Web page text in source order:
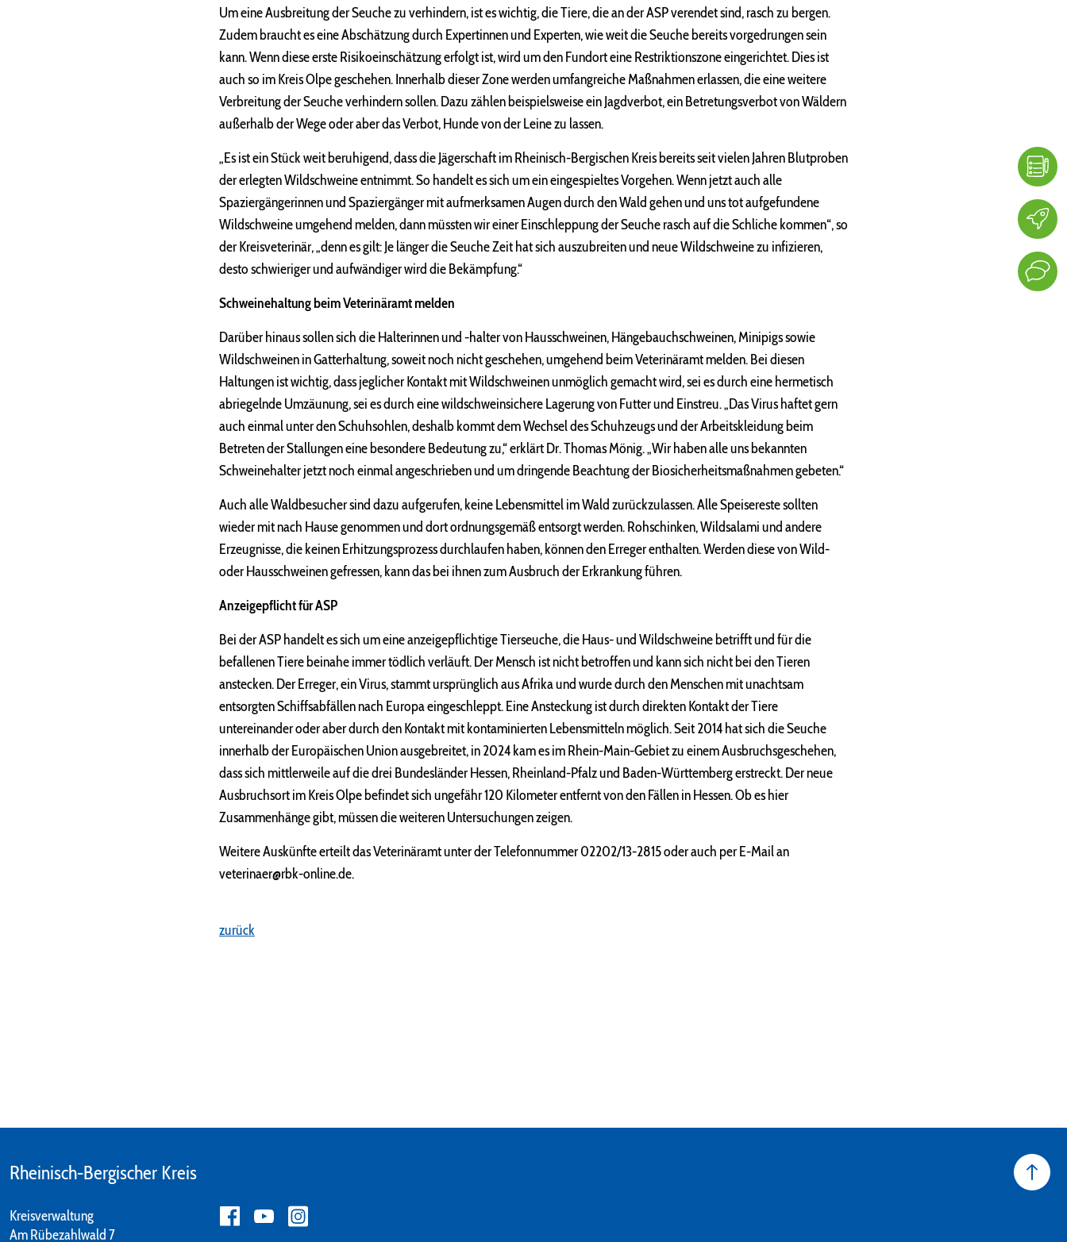
Um eine Ausbreitung der Seuche zu verhindern, ist es wichtig, die Tiere, die an der ASP verendet sind, rasch zu bergen.
Zudem braucht es eine Abschätzung durch Expertinnen und Experten, wie weit die Seuche bereits vorgedrungen sein
kann. Wenn diese erste Risikoeinschätzung erfolgt ist, wird um den Fundort eine Restriktionszone eingerichtet. Dies ist
auch so im Kreis Olpe geschehen. Innerhalb dieser Zone werden umfangreiche Maßnahmen erlassen, die eine weitere
Verbreitung der Seuche verhindern sollen. Dazu zählen beispielsweise ein Jagdverbot, ein Betretungsverbot von Wäldern
außerhalb der Wege oder aber das Verbot, Hunde von der Leine zu lassen.
„Es ist ein Stück weit beruhigend, dass die Jägerschaft im Rheinisch-Bergischen Kreis bereits seit vielen Jahren Blutproben
der erlegten Wildschweine entnimmt. So handelt es sich um ein eingespieltes Vorgehen. Wenn jetzt auch alle
Spaziergängerinnen und Spaziergänger mit aufmerksamen Augen durch den Wald gehen und uns tot aufgefundene
Wildschweine umgehend melden, dann müssten wir einer Einschleppung der Seuche rasch auf die Schliche kommen“, so
der Kreisveterinär, „denn es gilt: Je länger die Seuche Zeit hat sich auszubreiten und neue Wildschweine zu infizieren,
desto schwieriger und aufwändiger wird die Bekämpfung.“
Schweinehaltung beim Veterinäramt melden
Darüber hinaus sollen sich die Halterinnen und -halter von Hausschweinen, Hängebauchschweinen, Minipigs sowie
Wildschweinen in Gatterhaltung, soweit noch nicht geschehen, umgehend beim Veterinäramt melden. Bei diesen
Haltungen ist wichtig, dass jeglicher Kontakt mit Wildschweinen unmöglich gemacht wird, sei es durch eine hermetisch
abriegelnde Umzäunung, sei es durch eine wildschweinsichere Lagerung von Futter und Einstreu. „Das Virus haftet gern
auch einmal unter den Schuhsohlen, deshalb kommt dem Wechsel des Schuhzeugs und der Arbeitskleidung beim
Betreten der Stallungen eine besondere Bedeutung zu,“ erklärt Dr. Thomas Mönig. „Wir haben alle uns bekannten
Schweinehalter jetzt noch einmal angeschrieben und um dringende Beachtung der Biosicherheitsmaßnahmen gebeten.“
Auch alle Waldbesucher sind dazu aufgerufen, keine Lebensmittel im Wald zurückzulassen. Alle Speisereste sollten
wieder mit nach Hause genommen und dort ordnungsgemäß entsorgt werden. Rohschinken, Wildsalami und andere
Erzeugnisse, die keinen Erhitzungsprozess durchlaufen haben, können den Erreger enthalten. Werden diese von Wild-
oder Hausschweinen gefressen, kann das bei ihnen zum Ausbruch der Erkrankung führen.
Anzeigepflicht für ASP
Bei der ASP handelt es sich um eine anzeigepflichtige Tierseuche, die Haus- und Wildschweine betrifft und für die
befallenen Tiere beinahe immer tödlich verläuft. Der Mensch ist nicht betroffen und kann sich nicht bei den Tieren
anstecken. Der Erreger, ein Virus, stammt ursprünglich aus Afrika und wurde durch den Menschen mit unachtsam
entsorgten Schiffsabfällen nach Europa eingeschleppt. Eine Ansteckung ist durch direkten Kontakt der Tiere
untereinander oder aber durch den Kontakt mit kontaminierten Lebensmitteln möglich. Seit 2014 hat sich die Seuche
innerhalb der Europäischen Union ausgebreitet, in 2024 kam es im Rhein-Main-Gebiet zu einem Ausbruchsgeschehen,
dass sich mittlerweile auf die drei Bundesländer Hessen, Rheinland-Pfalz und Baden-Württemberg erstreckt. Der neue
Ausbruchsort im Kreis Olpe befindet sich ungefähr 120 Kilometer entfernt von den Fällen in Hessen. Ob es hier
Zusammenhänge gibt, müssen die weiteren Untersuchungen zeigen.
Weitere Auskünfte erteilt das Veterinäramt unter der Telefonnummer 02202/13-2815 oder auch per E-Mail an
veterinaer@rbk-online.de.
zurück
Rheinisch-Bergischer Kreis
Kreisverwaltung
Am Rübezahlwald 7